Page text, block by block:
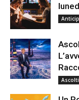
Ascolti